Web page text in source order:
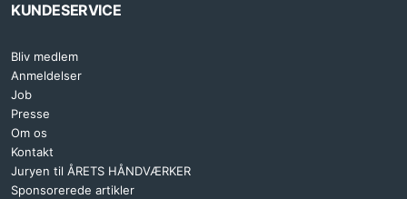
KUNDESERVICE
Bliv medlem
Anmeldelser
Job
Presse
Om os
Kontakt
Juryen til ÅRETS HÅNDVÆRKER
Sponsorerede artikler